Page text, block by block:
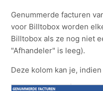
Genummerde facturen
voor Billtobox worden
Billtobox als ze nog niet
"Afhandeler" is leeg).
Deze kolom kan je,